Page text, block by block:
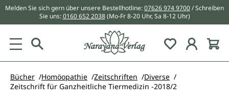
springen
Melden Sie sich gern über unsere Bestellhotline:07626 974 9700/ Schreiben
Sie uns:0160 652 2038 (Mo-Fr 8-20 Uhr, Sa 8-12 Uhr)
Du hast 0
Bücher Homöopathie Zeitschriften
Diverse
Zeitschrift für Ganzheitliche Tiermedizin -2018/2